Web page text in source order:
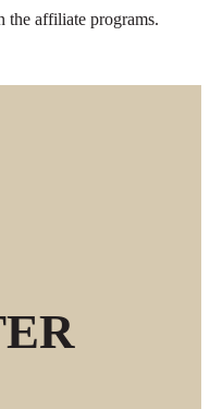
the affiliate programs.